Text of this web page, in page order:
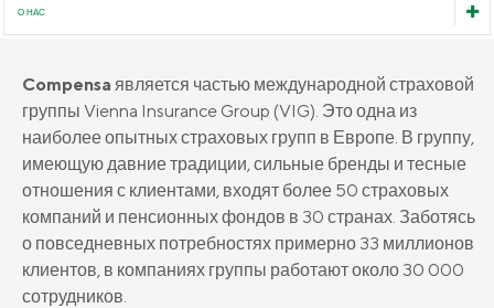
Compensa Life
Услуги страхования жизни и
здоровья
ОСТА
Золотое ОСTA
KASKO
Страхование имущества
Страхование солнечных панелей
Страхование покупок
Страхование путешествий
Страхование гражданско-правовой
Compensa Seesam страхование
О нас
Руководство
Юридическая информация
Финансовая информация
Заявление о доступности
Compensa является частью международной страховой
группы Vienna Insurance Group (VIG). Это одна из
наиболее опытных страховых групп в Европе. В группу,
имеющую давние традиции, сильные бренды и тесные
отношения с клиентами, входят более 50 страховых
компаний и пенсионных фондов в 30 странах. Заботясь
о повседневных потребностях примерно 33 миллионов
клиентов, в компаниях группы работают около 30 000
сотрудников.